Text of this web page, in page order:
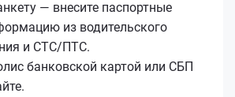
— внесите паспортные
из водительского
и СТС/ПТС.
банковской картой или СБП